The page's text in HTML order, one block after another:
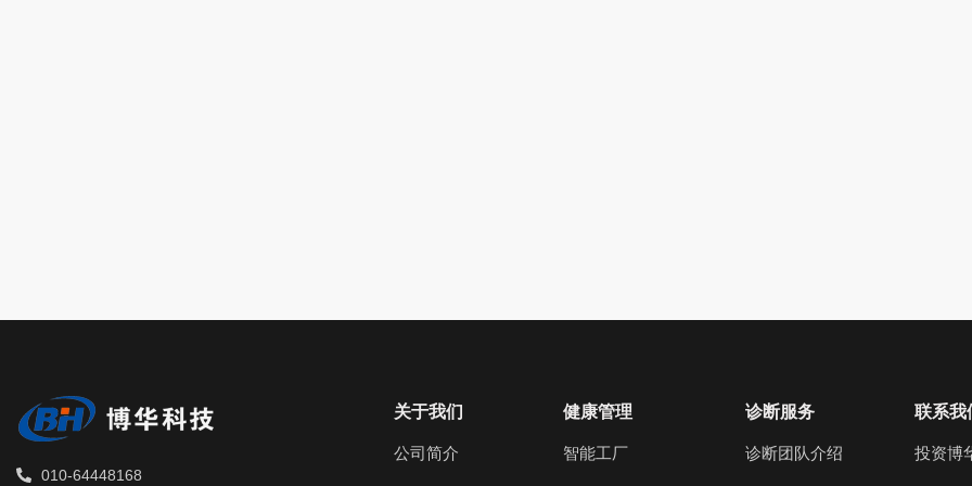
010-64448168
关于我们
公司简介
健康管理
智能工厂
诊断服务
诊断团队介绍
联系我
投资博